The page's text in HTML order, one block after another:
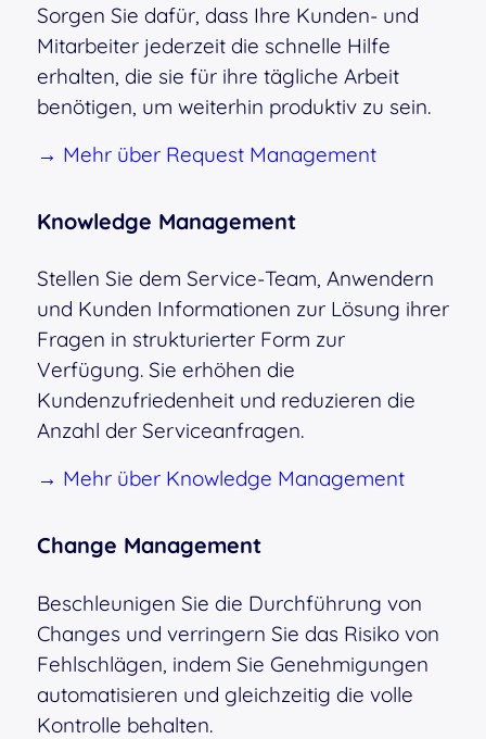
Sorgen Sie dafür, dass Ihre Kunden- und
Mitarbeiter jederzeit die schnelle Hilfe
erhalten, die sie für ihre tägliche Arbeit
benötigen, um weiterhin produktiv zu sein.
→ Mehr über Request Management
Knowledge Management
Stellen Sie dem Service-Team, Anwendern
und Kunden Informationen zur Lösung ihrer
Fragen in strukturierter Form zur
Verfügung. Sie erhöhen die
Kundenzufriedenheit und reduzieren die
Anzahl der Serviceanfragen.
→ Mehr über Knowledge Management
Change Management
Beschleunigen Sie die Durchführung von
Changes und verringern Sie das Risiko von
Fehlschlägen, indem Sie Genehmigungen
automatisieren und gleichzeitig die volle
Kontrolle behalten.